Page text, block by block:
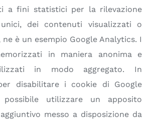
a fini statistici per la rilevazione
dei contenuti visualizzati o
è un esempio Google Analytics. I
in maniera anonima e
in modo aggregato. In
disabilitare i cookie di Google
utilizzare un apposito
messo a disposizione da